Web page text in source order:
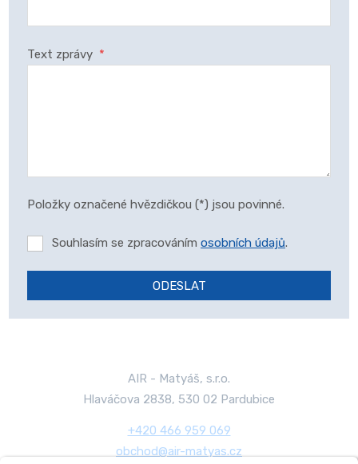
Text zprávy *
Položky označené hvězdičkou (*) jsou povinné.
Souhlasím se zpracováním osobních údajů.
ODESLAT
AIR - Matyáš, s.r.o.
Hlaváčova 2838, 530 02 Pardubice
+420 466 959 069
obchod@air-matyas.cz